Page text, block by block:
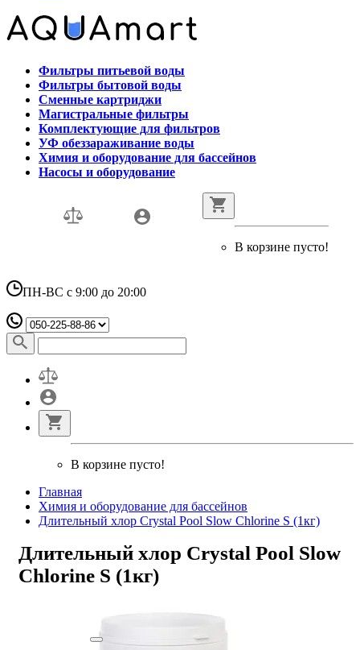
Фильтры питьевой воды
Фильтры бытовой воды
Сменные картриджи
Магистральные фильтры
Комплектующие для фильтров
УФ обеззараживание воды
Химия и оборудование для бассейнов
Насосы и оборудование
В корзине пусто!
ПН-ВС с 9:00 до 20:00
В корзине пусто!
Главная
Химия и оборудование для бассейнов
Длительный хлор Crystal Pool Slow Chlorine S (1кг)
Длительный хлор Crystal Pool Slow
Chlorine S (1кг)